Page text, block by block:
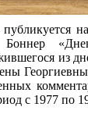
из
с 1977 по